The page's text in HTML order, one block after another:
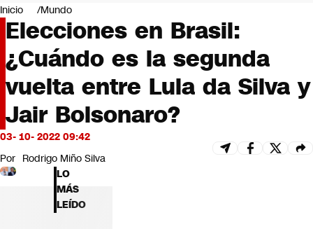
Negocios
Deportes
Programas completos
Cultura
Servicios
Bits
CNN tiempo
Futuro 360
Inicio Mundo
Elecciones en Brasil:
¿Cuándo es la segunda
vuelta entre Lula da Silva y
Jair Bolsonaro?
03- 10- 2022 09:42
Por Rodrigo Miño Silva
LO
MÁS
LEÍDO